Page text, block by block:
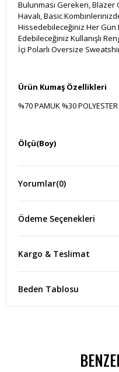
Bulunması Gereken,
Havalı, Basic
Hissedebileceğiniz Her Gün
Edebileceğiniz Kullanışlı
İçi Polarlı Oversize
Ürün Kumaş Özellikleri
%70 PAMUK %30 POLYESTER
Ölçü(Boy)
Yorumlar(0)
Ödeme Seçenekleri
Kargo & Teslimat
Beden Tablosu